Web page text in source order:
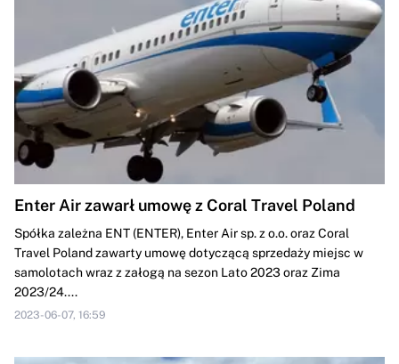
Enter Air zawarł umowę z Coral Travel Poland
Spółka zależna ENT (ENTER), Enter Air sp. z o.o. oraz Coral
Travel Poland zawarty umowę dotyczącą sprzedaży miejsc w
samolotach wraz z załogą na sezon Lato 2023 oraz Zima
2023/24....
2023-06-07, 16:59